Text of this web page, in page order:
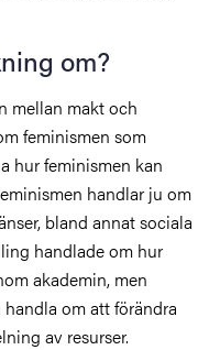
om?
mellan makt och
feminismen som
hur feminismen kan
handlar ju om
bland annat sociala
handlade om hur
akademin, men
om att förändra
av resurser.